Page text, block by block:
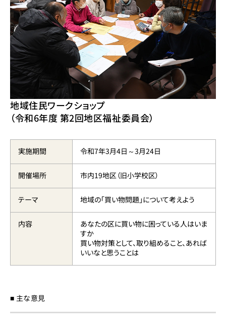
地域住民ワークショップ
（令和6年度 第2回地区福祉委員会）
実施期間 令和7年3月4日～3月24日
開催場所 市内19地区（旧小学校区）
テーマ 地域の「買い物問題」について考えよう
内容
あなたの区に買い物に困っている人はいま
すか
買い物対策として、取り組めること、あれば
いいなと思うことは
■ 主な意見